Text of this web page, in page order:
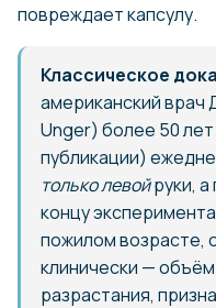
повреждает капсулу.
Классическое
американский врач
Unger) более 50
публикации)
только левойруки, а
концу
пожилом возрасте,
клинически —
разрастания,